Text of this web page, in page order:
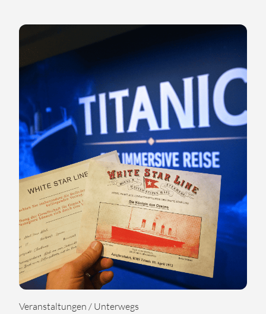
Veranstaltungen / Unterwegs